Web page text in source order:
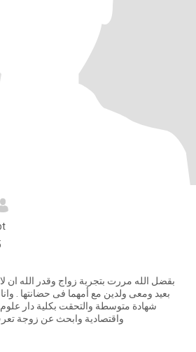
بقضل الله مررت بتجربة زواج وقدر الله ان
بعيد ومعى ولدين مع أمهما فى حضانتها .
شهادة متوسطة والتحقت بكلية دار
واقتصادية وابحث عن زوجة